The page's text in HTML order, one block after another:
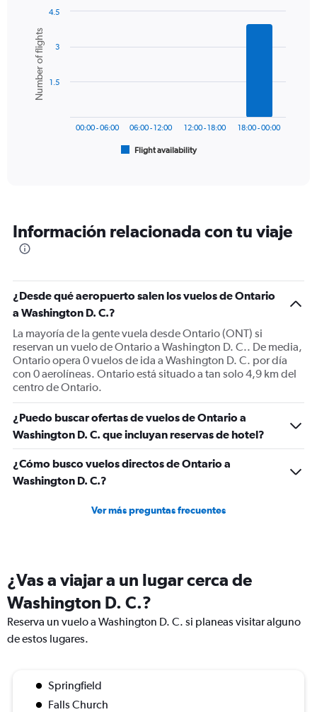
axis
displaying
values.
Range:
chart
with
bars.
The
categories.
The
Y
axis
displaying
Number
of
flights.
Range:
0
4.5.
Chart
graphic.
Number of flights
Flight availability
00:00 - 06:00 06:00 - 12:00 12:00 - 18:00 18:00 - 00:00
1.5
3
4.5
Información relacionada con tu viaje
¿Desde qué aeropuerto salen los vuelos de Ontario
a Washington D. C.?
La mayoría de la gente vuela desde Ontario (ONT) si
reservan un vuelo de Ontario a Washington D. C.. De media,
Ontario opera 0 vuelos de ida a Washington D. C. por día
con 0 aerolíneas. Ontario está situado a tan solo 4,9 km del
centro de Ontario.
¿Puedo buscar ofertas de vuelos de Ontario a
Washington D. C. que incluyan reservas de hotel?
¿Cómo busco vuelos directos de Ontario a
Washington D. C.?
Ver más preguntas frecuentes
¿Vas a viajar a un lugar cerca de
Washington D. C.?
Reserva un vuelo a Washington D. C. si planeas visitar alguno
de estos lugares.
Springfield
Falls Church